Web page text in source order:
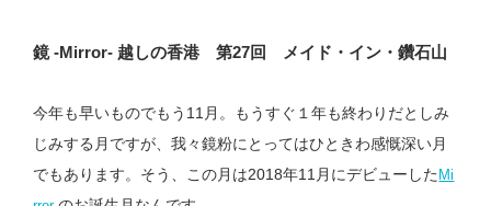
鏡 -Mirror- 越しの香港 第27回 メイド・イン・鑽石山
今年も早いものでもう11月。もうすぐ１年も終わりだとしみ
じみする月ですが、我々鏡粉にとってはひときわ感慨深い月
でもあります。そう、この月は2018年11月にデビューした Mi